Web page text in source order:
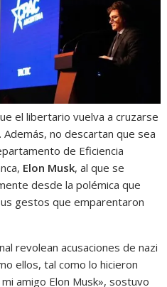
el libertario vuelva a cruzarse
no descartan que sea
de Eficiencia
Elon Musk, al que se
desde la polémica que
gestos que emparentaron
revolean acusaciones de nazi
ellos, tal como lo hicieron
amigo Elon Musk», sostuvo